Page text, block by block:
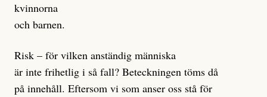
kvinnorna
och barnen.
Risk – för vilken anständig människa
är inte frihetlig i så fall? Beteckningen töms då
på innehåll. Eftersom vi som anser oss stå för